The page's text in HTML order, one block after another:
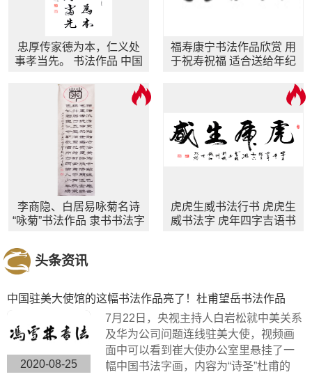
忠厚传家德为本，仁义处
事孝当先。 书法作品 中国
福寿康宁书法作品欣赏 用
于祝寿祝福 适合送给年纪
李商隐、白居易咏菊名诗
“咏菊”书法作品 隶书书法字
虎虎生威书法行书 虎虎生
威书法字 虎年四字吉语书
头条资讯
中国驻美大使馆的这幅书法作品亮了！杜甫望岳书法作品
2020-08-25
7月22日，央视主持人白岩松就中美关系
及华为公司问题连线驻美大使，视频画
面中可以看到崔大使办公室里悬挂了一
幅中国书法字画，内容为“诗圣”杜甫的